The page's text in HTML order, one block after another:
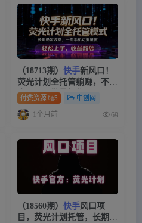
（18713期） 快手新风口！
荧光计划全托管躺赚，不用
自己干，批量操作月入3W+
付费资源 5 中创网
1个月前 69
（18560期） 快手风口项
目，荧光计划托管，长期稳